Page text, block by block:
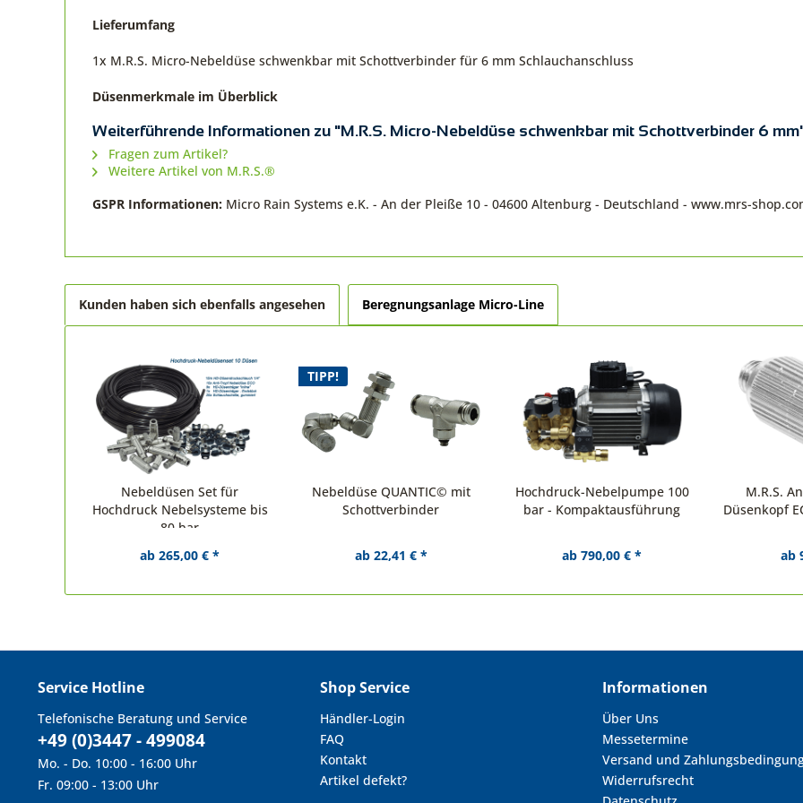
Lieferumfang
1x M.R.S. Micro-Nebeldüse schwenkbar mit Schottverbinder für 6 mm Schlauchanschluss
Düsenmerkmale im Überblick
Weiterführende Informationen zu "M.R.S. Micro-Nebeldüse schwenkbar mit Schottverbinder 6
Fragen zum Artikel?
Weitere Artikel von M.R.S.®
GSPR Informationen: Micro Rain Systems e.K. - An der Pleiße 10 - 04600 Altenburg - Deutschland - www.mrs-
Kunden haben sich ebenfalls angesehen Beregnungsanlage Micro-Line
Nebeldüsen Set für
Hochdruck Nebelsysteme bis
80 bar
ab 265,00 € *
TIPP!
Nebeldüse QUANTIC© mit
Schottverbinder
ab 22,41 € *
Hochdruck-Nebelpumpe 100
bar - Kompaktausführung
ab 790,00 € *
M.R.S.
Düsenkopf
ab
Service Hotline
Telefonische Beratung und Service
+49 (0)3447 - 499084
Mo. - Do. 10:00 - 16:00 Uhr
Fr. 09:00 - 13:00 Uhr
Shop Service
Händler-Login
FAQ
Kontakt
Artikel defekt?
Informationen
Über Uns
Messetermine
Versand und
Widerrufsrecht